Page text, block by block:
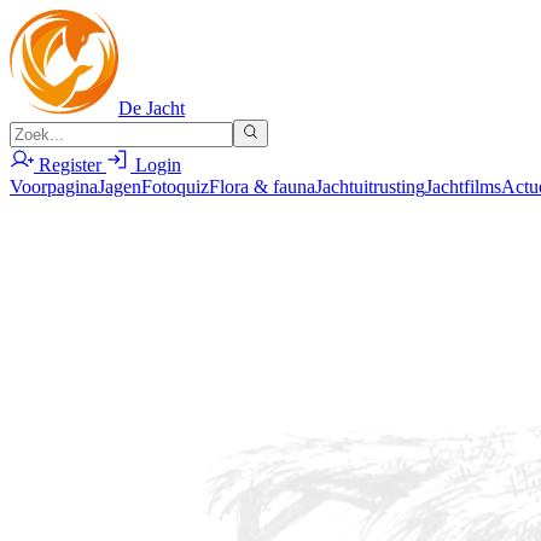
De Jacht
Register
Login
VoorpaginaJagenFotoquizFlora & faunaJachtuitrustingJachtfilms